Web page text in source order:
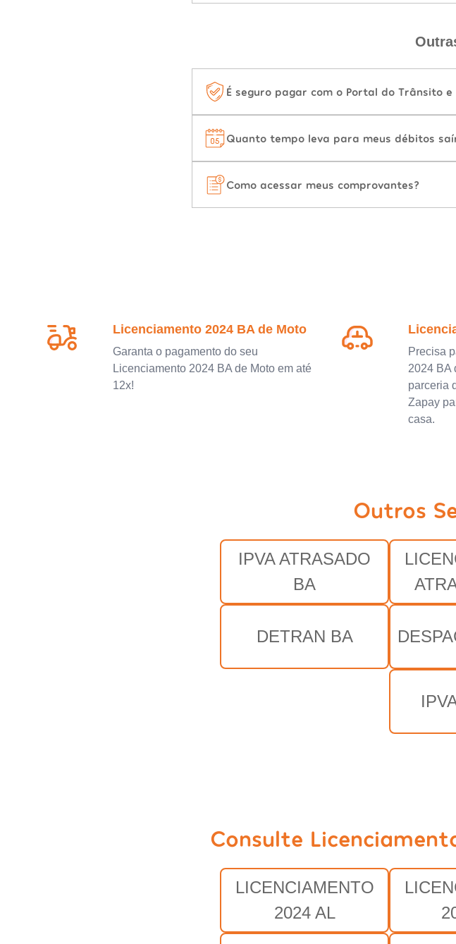
É seguro pagar com o Portal do Trânsito e
Quanto tempo leva para meus débitos
Como acessar meus comprovantes?
Licenciamento 2024 BA de Moto
Garanta o pagamento do seu
Licenciamento 2024 BA de Moto em até
12x!
Precisa
2024 BA
parceria
Zapay
casa.
Outros
IPVA ATRASADO
BA
DETRAN BA
Consulte
LICENCIAMENTO
2024 AL